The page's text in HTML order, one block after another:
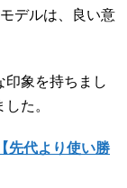
デルは、良い意
印象を持ちまし
た。
先代より使い勝